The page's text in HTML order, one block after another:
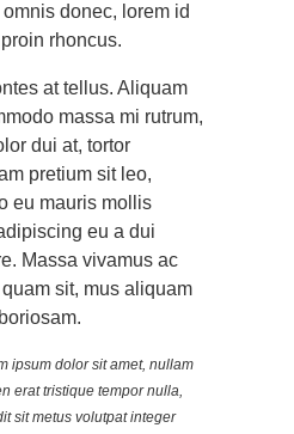
donec, lorem id
rhoncus.
at tellus. Aliquam
massa mi rutrum,
dui at, tortor
pretium sit leo,
eu mauris mollis
eu a dui
Massa vivamus ac
sit, mus aliquam
ipsum dolor sit amet, nullam
erat tristique tempor nulla,
sit metus volutpat integer